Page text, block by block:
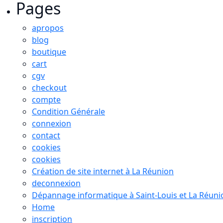
Pages
apropos
blog
boutique
cart
cgv
checkout
compte
Condition Générale
connexion
contact
cookies
cookies
Création de site internet à La Réunion
deconnexion
Dépannage informatique à Saint-Louis et La
Home
inscription